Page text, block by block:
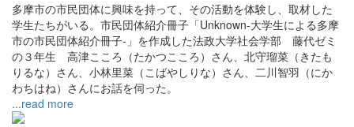
多摩市の市民団体に興味を持って、その活動を体験し、取材した
学生たちがいる。市民団体紹介冊子「Unknown-大学生による多摩
市の市民団体紹介冊子-」を作成した法政大学社会学部 藤代ゼミ
の３年生 高津こころ（たかつこころ）さん、北守瑠菜（きたも
りるな）さん、小林里菜（こばやしりな）さん、二川智羽（にか
わちはね）さんにお話を伺った。
...read more